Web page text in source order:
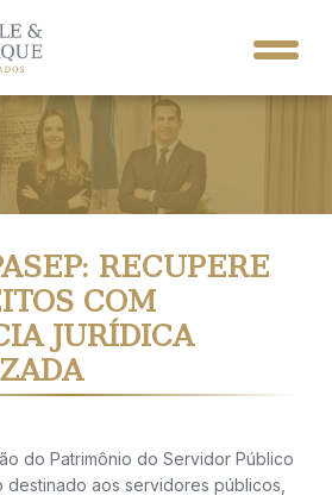
RECUPERE
COM
JURÍDICA
do Patrimônio do Servidor Público
destinado aos servidores públicos,